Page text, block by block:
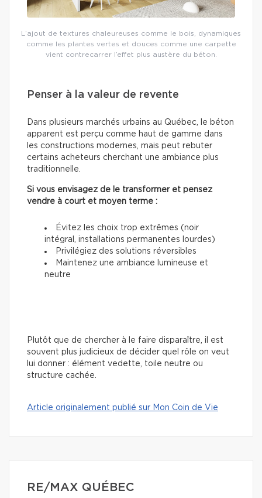
L’ajout de textures chaleureuses comme le bois, dynamiques
comme les plantes vertes et douces comme une carpette
vient contrecarrer l’effet plus austère du béton.
Penser à la valeur de revente
Dans plusieurs marchés urbains au Québec, le béton
apparent est perçu comme haut de gamme dans
les constructions modernes, mais peut rebuter
certains acheteurs cherchant une ambiance plus
traditionnelle.
Si vous envisagez de le transformer et pensez
vendre à court et moyen terme :
Évitez les choix trop extrêmes (noir
intégral, installations permanentes lourdes)
Privilégiez des solutions réversibles
Maintenez une ambiance lumineuse et
neutre
Plutôt que de chercher à le faire disparaître, il est
souvent plus judicieux de décider quel rôle on veut
lui donner : élément vedette, toile neutre ou
structure cachée.
Article originalement publié sur Mon Coin de Vie
RE/MAX QUÉBEC